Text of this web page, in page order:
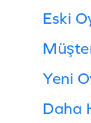
Eski
Yeni
Daha